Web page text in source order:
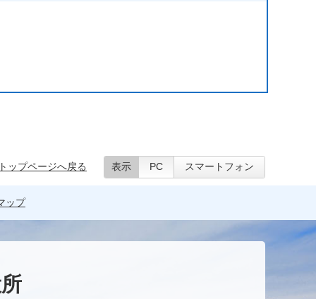
トップページへ戻る 表示 PC スマートフォン
ップ